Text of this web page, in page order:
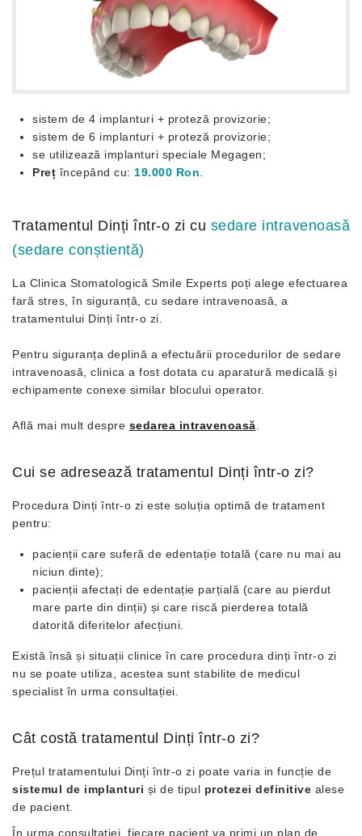
sistem de 4 implanturi + proteză provizorie;
sistem de 6 implanturi + proteză provizorie;
se utilizează implanturi speciale Megagen;
Preț începând cu: 19.000 Ron
Tratamentul Dinți într-o zi cu sedare intravenoasă
(sedare conștientă)
La Clinica Stomatologică Smile Experts poți alege efectuarea
fară stres, în siguranță, cu sedare intravenoasă, a
tratamentului Dinți într-o zi.
Pentru siguranța deplină a efectuării procedurilor de sedare
intravenoasă, clinica a fost dotata cu aparatură medicală și
echipamente conexe similar blocului operator.
Află mai mult despre sedarea intravenoasă
Cui se adresează tratamentul Dinți într-o zi?
Procedura Dinți într-o zi este soluția optimă de tratament
pentru:
pacienții care suferă de edentație totală (care nu mai au
niciun dinte);
pacienții afectați de edentație parțială (care au pierdut
mare parte din dinții) și care riscă pierderea totală
datorită diferitelor afecțiuni.
Există însă și situații clinice în care procedura dinți într-o zi
nu se poate utiliza, acestea sunt stabilite de medicul
specialist în urma consultației.
Cât costă tratamentul Dinți într-o zi?
Prețul tratamentului Dinți într-o zi poate varia in funcție de
sistemul de implanturi și de tipul protezei definitive alese
de pacient.
În urma consultației, fiecare pacient va primi un plan de